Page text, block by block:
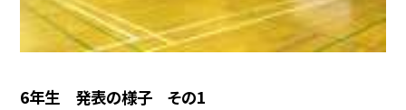
6年生 発表の様子 その1